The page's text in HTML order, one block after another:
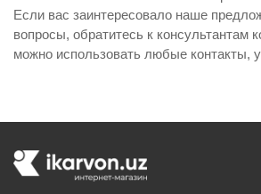
Если вас заинтересовало наше
вопросы, обратитесь к консультантам
можно использовать любые контакты,